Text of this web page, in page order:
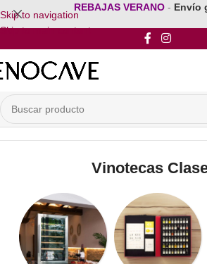
Skip to navigation
Skip to main content
REBAJAS VERANO - Envío
Inicio/Por Clasificación Energética/Vinotecas
Vinotecas